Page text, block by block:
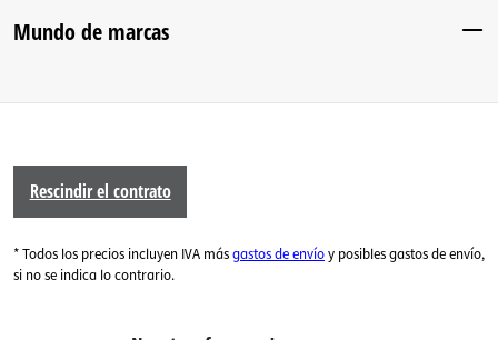
Mundo de marcas
Rescindir el contrato
* Todos los precios incluyen IVA másgastos de envíoy posibles gastos de envío,
si no se indica lo contrario.